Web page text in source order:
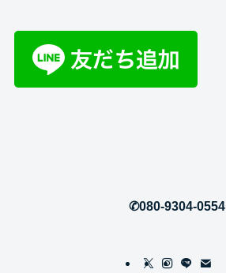
✆080-9304-0554